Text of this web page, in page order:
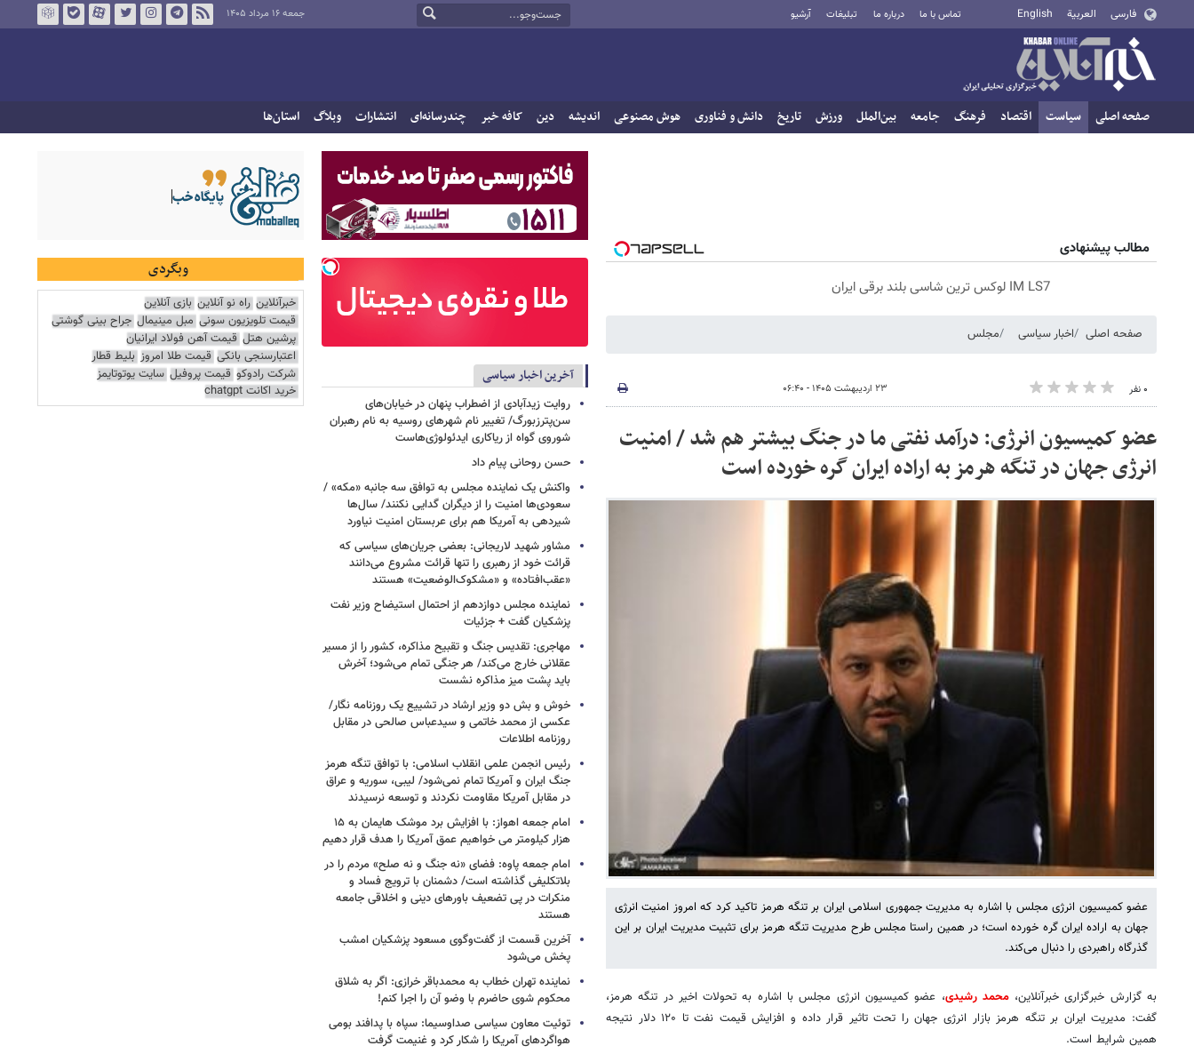
فارسی العربية English تماس با ما درباره ما تبلیغات آرشیو جمعه ۱۶ مرداد ۱۴۰۵
صفحه اصلی سیاست اقتصاد فرهنگ جامعه بین‌الملل ورزش تاریخ دانش و فناوری هوش مصنوعی اندیشه دین کافه خبر چندرسانه‌ای انتشارات وبلاگ استان‌ها
مطالب پیشنهادی
IM LS7 لوکس ترین شاسی بلند برقی ایران
صفحه اصلی اخبار سیاسی مجلس
۰ نفر ۲۳ اردیبهشت ۱۴۰۵ - ۰۶:۴۰
عضو کمیسیون انرژی: درآمد نفتی ما در جنگ بیشتر هم شد / امنیت
انرژی جهان در تنگه هرمز به اراده ایران گره خورده است
عضو کمیسیون انرژی مجلس با اشاره به مدیریت جمهوری اسلامی ایران بر تنگه هرمز تاکید کرد که امروز امنیت انرژی
جهان به اراده ایران گره خورده است؛ در همین راستا مجلس طرح مدیریت تنگه هرمز برای تثبیت مدیریت ایران بر این
گذرگاه راهبردی را دنبال می‌کند.
به گزارش خبرگزاری خبرآنلاین،محمد رشیدی، عضو کمیسیون انرژی مجلس با اشاره به تحولات اخیر در تنگه هرمز،
گفت: مدیریت ایران بر تنگه هرمز بازار انرژی جهان را تحت تاثیر قرار داده و افزایش قیمت نفت تا ۱۲۰ دلار نتیجه
همین شرایط است.
آخرین اخبار سیاسی
روایت زیدآبادی از اضطراب پنهان در خیابان‌های
سن‌پترزبورگ/ تغییر نام شهرهای روسیه به نام رهبران
شوروی گواه از ریاکاری ایدئولوژی‌هاست
حسن روحانی پیام داد
واکنش یک نماینده مجلس به توافق سه جانبه «مکه» /
سعودی‌ها امنیت را از دیگران گدایی نکنند/ سال‌ها
شیردهی به آمریکا هم برای عربستان امنیت نیاورد
مشاور شهید لاریجانی: بعضی جریان‌های سیاسی که
قرائت خود از رهبری را تنها قرائت مشروع می‌دانند
«عقب‌افتاده» و «مشکوک‌الوضعیت» هستند
نماینده مجلس دوازدهم از احتمال استیضاح وزیر نفت
پزشکیان گفت + جزئیات
مهاجری: تقدیس جنگ و تقبیح مذاکره، کشور را از مسیر
عقلانی خارج می‌کند/ هر جنگی تمام می‌شود؛ آخرش
باید پشت میز مذاکره نشست
خوش و بش دو وزیر ارشاد در تشییع یک روزنامه نگار/
عکسی از محمد خاتمی و سیدعباس صالحی در مقابل
روزنامه اطلاعات
رئیس انجمن علمی انقلاب اسلامی: با توافق تنگه هرمز
جنگ ایران و آمریکا تمام نمی‌شود/ لیبی، سوریه و عراق
در مقابل آمریکا مقاومت نکردند و توسعه نرسیدند
امام‌ جمعه اهواز: با افزایش برد موشک هایمان به ۱۵
هزار کیلومتر می خواهیم عمق آمریکا را هدف قرار دهیم
امام جمعه پاوه: فضای «نه جنگ و نه صلح» مردم را در
بلاتکلیفی گذاشته است/ دشمنان با ترویج فساد و
منکرات در پی تضعیف باورهای دینی و اخلاقی جامعه
هستند
آخرین قسمت از گفت‌وگوی مسعود پزشکیان امشب
پخش می‌شود
نماینده تهران خطاب به محمدباقر خرازی: اگر به شلاق
محکوم شوی حاضرم با وضو آن را اجرا کنم!
توئیت معاون سیاسی صداوسیما: سپاه با پدافند بومی
هواگردهای آمریکا را شکار کرد و غنیمت گرفت
وبگردی
خبرآنلاین راه نو آنلاین بازی آنلاین
قیمت تلویزیون سونی مبل مینیمال جراح بینی گوشتی
پرشین هتل قیمت آهن فولاد ایرانیان
اعتبارسنجی بانکی قیمت طلا امروز بلیط قطار
شرکت رادوکو قیمت پروفیل سایت یوتوتایمز
خرید اکانت chatgpt